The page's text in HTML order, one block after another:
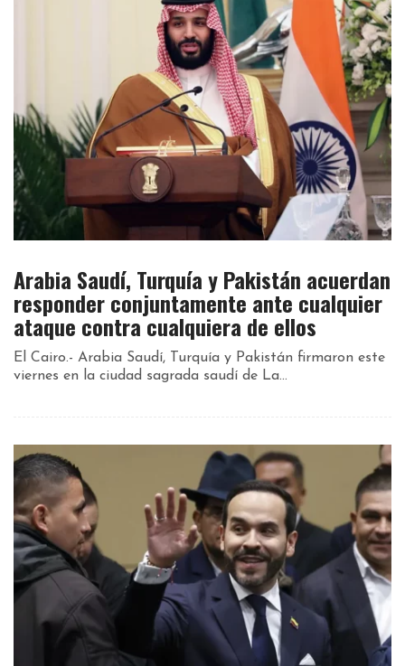
Arabia Saudí, Turquía y Pakistán acuerdan
responder conjuntamente ante cualquier
ataque contra cualquiera de ellos
El Cairo.- Arabia Saudí, Turquía y Pakistán firmaron este
viernes en la ciudad sagrada saudí de La...